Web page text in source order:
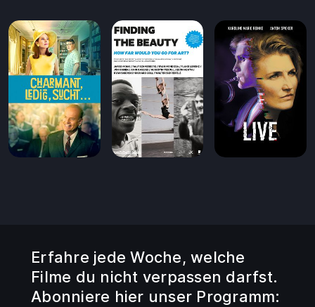
Erfahre jede Woche, welche
Filme du nicht verpassen darfst.
Abonniere hier unser Programm: